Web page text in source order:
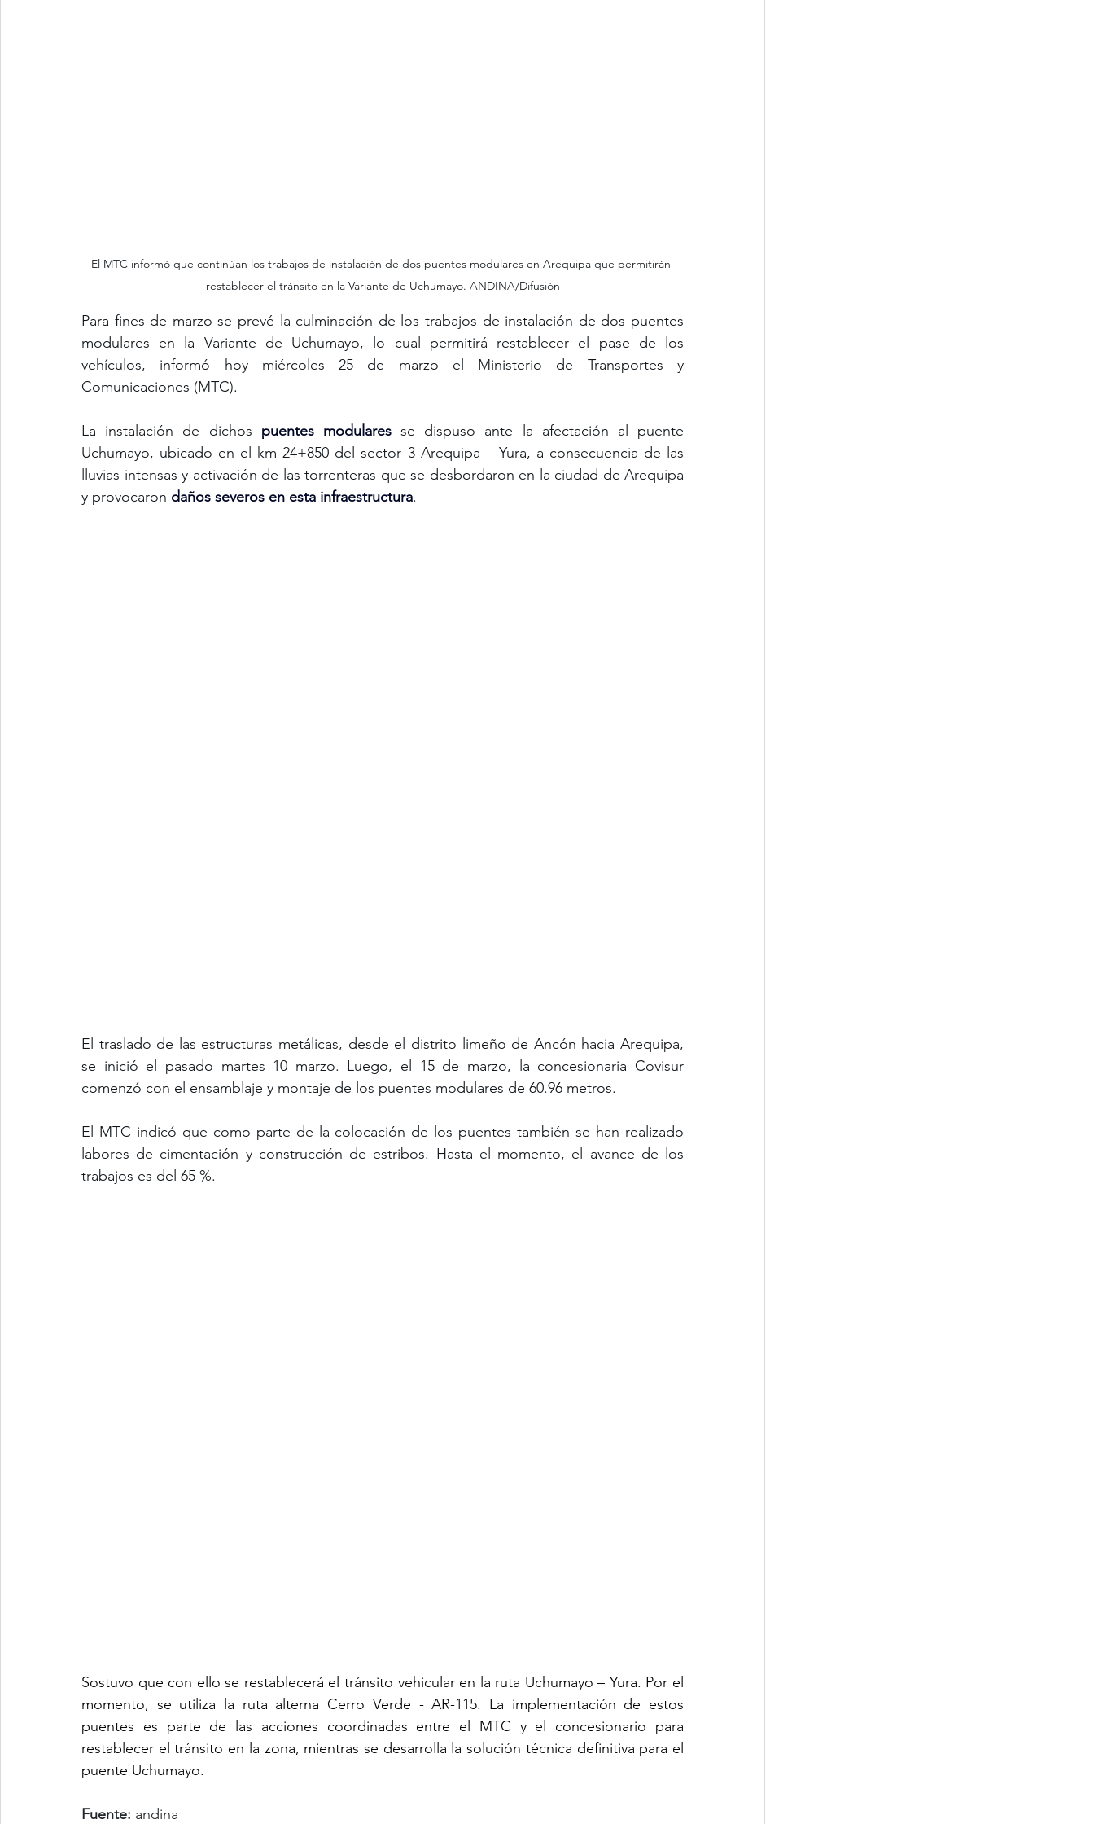
El MTC informó que continúan los trabajos de instalación de dos puentes modulares en Arequipa que permitirán
restablecer el tránsito en la Variante de Uchumayo. ANDINA/Difusión
Para fines de marzo se prevé la culminación de los trabajos de instalación de dos puentes
modulares en la Variante de Uchumayo, lo cual permitirá restablecer el pase de los
vehículos, informó hoy miércoles 25 de marzo el Ministerio de Transportes y
Comunicaciones (MTC).
La instalación de dichos puentes modulares se dispuso ante la afectación al puente
Uchumayo, ubicado en el km 24+850 del sector 3 Arequipa – Yura, a consecuencia de las
lluvias intensas y activación de las torrenteras que se desbordaron en la ciudad de Arequipa
y provocaron daños severos en esta infraestructura.
El traslado de las estructuras metálicas, desde el distrito limeño de Ancón hacia Arequipa,
se inició el pasado martes 10 marzo. Luego, el 15 de marzo, la concesionaria Covisur
comenzó con el ensamblaje y montaje de los puentes modulares de 60.96 metros.
El MTC indicó que como parte de la colocación de los puentes también se han realizado
labores de cimentación y construcción de estribos. Hasta el momento, el avance de los
trabajos es del 65 %.
Sostuvo que con ello se restablecerá el tránsito vehicular en la ruta Uchumayo – Yura. Por el
momento, se utiliza la ruta alterna Cerro Verde - AR-115. La implementación de estos
puentes es parte de las acciones coordinadas entre el MTC y el concesionario para
restablecer el tránsito en la zona, mientras se desarrolla la solución técnica definitiva para el
puente Uchumayo.
Fuente: andina